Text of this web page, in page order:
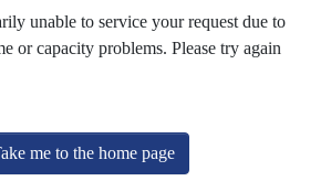
unable to service your request due to
or capacity problems. Please try again
me to the home page